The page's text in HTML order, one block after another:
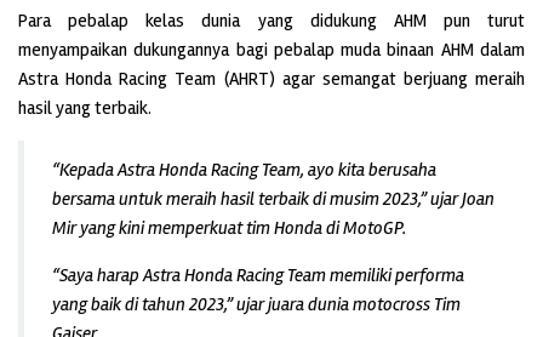
Para pebalap kelas dunia yang didukung AHM pun turut
menyampaikan dukungannya bagi pebalap muda binaan AHM dalam
Astra Honda Racing Team (AHRT) agar semangat berjuang meraih
hasil yang terbaik.
“Kepada Astra Honda Racing Team, ayo kita berusaha
bersama untuk meraih hasil terbaik di musim 2023,” ujar Joan
Mir yang kini memperkuat tim Honda di MotoGP.
“Saya harap Astra Honda Racing Team memiliki performa
yang baik di tahun 2023,” ujar juara dunia motocross Tim